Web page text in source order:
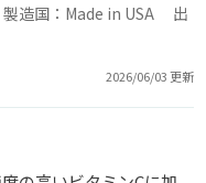
造国：Made in USA 出
2026/06/03 更新